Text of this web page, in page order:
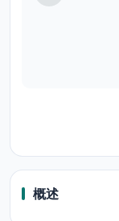
概述